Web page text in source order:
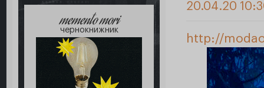
memento mori
чернокнижник
20.04.20
http://